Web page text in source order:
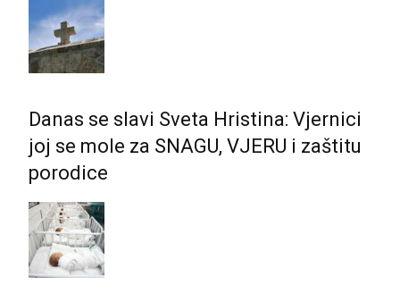
Danas se slavi Sveta Hristina: Vjernici
joj se mole za SNAGU, VJERU i zaštitu
porodice